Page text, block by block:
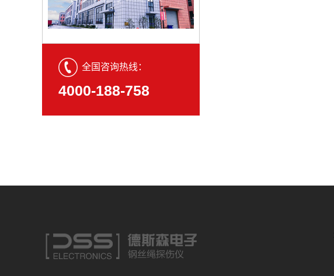
全国咨询热线：
4000-188-758